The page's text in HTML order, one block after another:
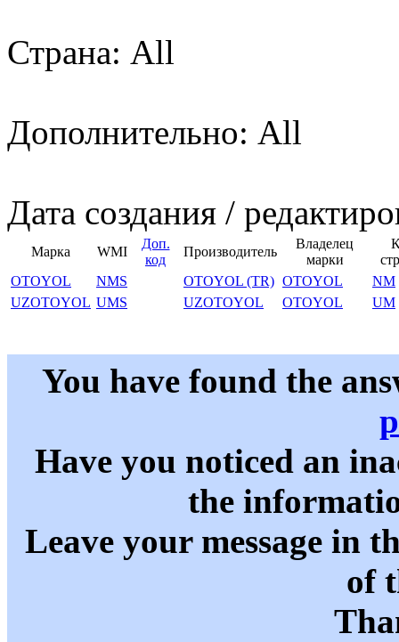
Страна: All
Дополнительно: All
Дата создания /
Марка WMI
Доп.
код
Производитель
Владелец
марки
OTOYOL
NMS OTOYOL (TR) OTOYOL
NM
UZOTOYOL UMS UZOTOYOL OTOYOL UM
You have found the
Have you noticed an
the
Leave your message in
of